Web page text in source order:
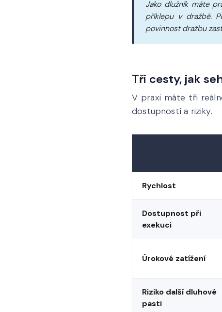
Jako dlužník máte
příklepu v dražbě.
povinnost dražbu
Tři cesty, jak
V praxi máte tři
dostupností a riziky.
Rychlost
Dostupnost při
exekuci
Úrokové zatížení
Riziko další dluhové
pasti